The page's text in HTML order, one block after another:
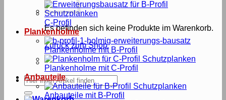
Es befinden sich keine Produkte im Warenkorb.
Zurück zum Shop
Suche
nach:
C-Profil
Plankenholme
Plankenholme mit B-Profil
Plankenholme mit C-Profil
Anbauteile
Anbauteile mit B-Profil